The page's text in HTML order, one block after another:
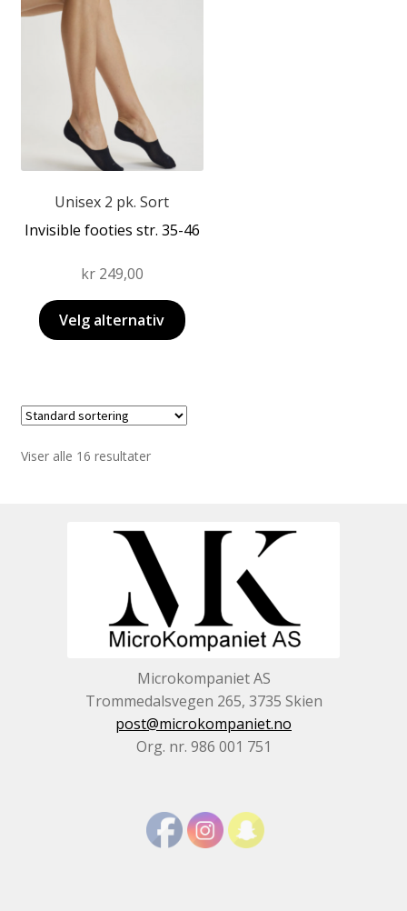
Unisex 2 pk. Sort
Invisible footies str. 35-46
kr249,00
Velg alternativ
produktet
har
flere
varianter.
Alternativene
kan
velges
produktsiden
Viser alle 16 resultater
Microkompaniet AS
Trommedalsvegen 265, 3735 Skien
post@microkompaniet.no
Org. nr. 986 001 751